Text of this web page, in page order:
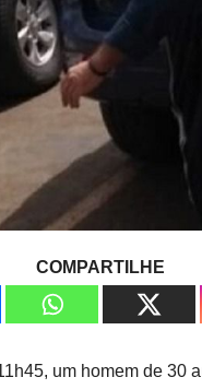
COMPARTILHE
um homem de 30